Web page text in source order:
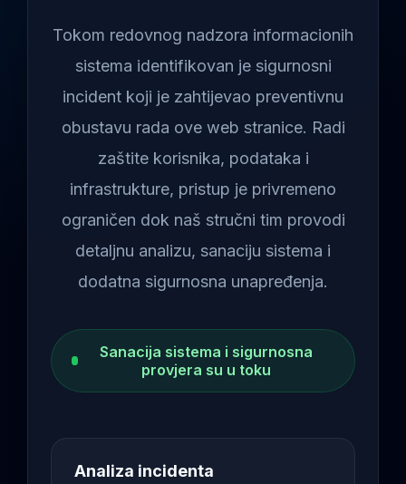
Tokom redovnog nadzora informacionih
sistema identifikovan je sigurnosni
incident koji je zahtijevao preventivnu
obustavu rada ove web stranice. Radi
zaštite korisnika, podataka i
infrastrukture, pristup je privremeno
ograničen dok naš stručni tim provodi
detaljnu analizu, sanaciju sistema i
dodatna sigurnosna unapređenja.
Sanacija sistema i sigurnosna
provjera su u toku
Analiza incidenta